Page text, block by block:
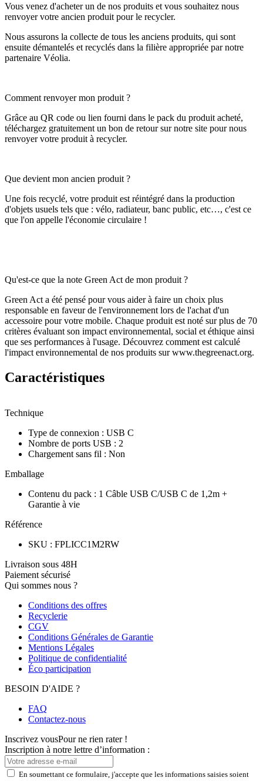
Vous venez d'acheter un de nos produits et vous souhaitez nous
renvoyer votre ancien produit pour le recycler.
Nous assurons la collecte de tous les anciens produits, qui sont
ensuite démantelés et recyclés dans la filière appropriée par notre
partenaire Véolia.
Comment renvoyer mon produit ?
Grâce au QR code ou lien fourni dans le pack du produit acheté,
téléchargez gratuitement un bon de retour sur notre site pour nous
renvoyer votre produit à recycler.
Que devient mon ancien produit ?
Une fois recyclé, votre produit est réintégré dans la production
d'objets usuels tels que : vélo, radiateur, banc public, etc…, c'est ce
que l'on appelle l'économie circulaire !
Qu'est-ce que la note Green Act de mon produit ?
Green Act a été pensé pour vous aider à faire un choix plus
responsable en faveur de l'environnement lors de l'achat d'un
accessoire pour votre mobile. Chaque produit est noté sur plus de 70
critères évaluant son impact environnemental, social et éthique ainsi
que ses performances à l'usage. Découvrez comment est calculé
l'impact environnemental de nos produits sur www.thegreenact.org.
Caractéristiques
Technique
Type de connexion : USB C
Nombre de ports USB : 2
Chargement sans fil : Non
Emballage
Contenu du pack : 1 Câble USB C/USB C de 1,2m +
Garantie à vie
Référence
SKU : FPLICC1M2RW
Livraison sous 48H
Paiement sécurisé
Qui sommes nous ?
Conditions des offres
Recyclerie
CGV
Conditions Générales de Garantie
Mentions Légales
Politique de confidentialité
Éco participation
BESOIN D'AIDE ?
FAQ
Contactez-nous
Inscrivez vousPour ne rien rater !
Inscription à notre lettre d’information :
En soumettant ce formulaire, j'accepte que les informations saisies soient